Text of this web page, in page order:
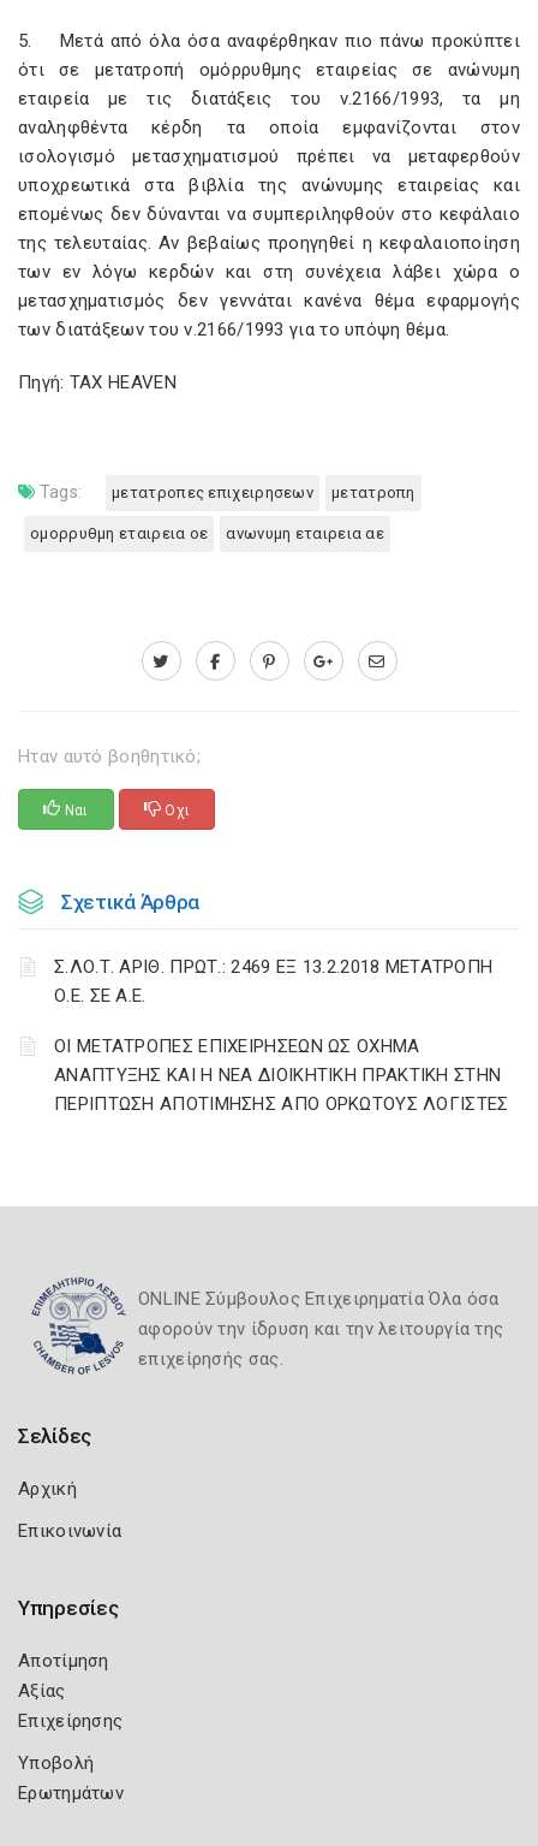
5. Μετά από όλα όσα αναφέρθηκαν πιο πάνω προκύπτει
ότι σε μετατροπή ομόρρυθμης εταιρείας σε ανώνυμη
εταιρεία με τις διατάξεις του ν.2166/1993, τα μη
αναληφθέντα κέρδη τα οποία εμφανίζονται στον
ισολογισμό μετασχηματισμού πρέπει να μεταφερθούν
υποχρεωτικά στα βιβλία της ανώνυμης εταιρείας και
επομένως δεν δύνανται να συμπεριληφθούν στο κεφάλαιο
της τελευταίας. Αν βεβαίως προηγηθεί η κεφαλαιοποίηση
των εν λόγω κερδών και στη συνέχεια λάβει χώρα ο
μετασχηματισμός δεν γεννάται κανένα θέμα εφαρμογής
των διατάξεων του ν.2166/1993 για το υπόψη θέμα.
Πηγή: TAX HEAVEN
Tags: μετατροπες επιχειρησεων μετατροπη
ομορρυθμη εταιρεια οε ανωνυμη εταιρεια αε
Ηταν αυτό βοηθητικό;
Ναι Οχι
Σχετικά Άρθρα
Σ.ΛΟ.Τ. ΑΡΙΘ. ΠΡΩΤ.: 2469 ΕΞ 13.2.2018 ΜΕΤΑΤΡΟΠΗ
Ο.Ε. ΣΕ Α.Ε.
ΟΙ ΜΕΤΑΤΡΟΠΕΣ ΕΠΙΧΕΙΡΗΣΕΩΝ ΩΣ ΟΧΗΜΑ
ΑΝΑΠΤΥΞΗΣ ΚΑΙ Η ΝΕΑ ΔIOIKHTIKH ΠΡΑΚΤΙΚΗ ΣΤΗΝ
ΠΕΡΙΠΤΩΣΗ ΑΠΟΤΙΜΗΣΗΣ ΑΠΟ ΟΡΚΩΤΟΥΣ ΛΟΓΙΣΤΕΣ
ONLINE Σύμβουλος Επιχειρηματία Όλα όσα
αφορούν την ίδρυση και την λειτουργία της
επιχείρησής σας.
Σελίδες
Αρχική
Επικοινωνία
Υπηρεσίες
Αποτίμηση
Αξίας
Επιχείρησης
Υποβολή
Ερωτημάτων